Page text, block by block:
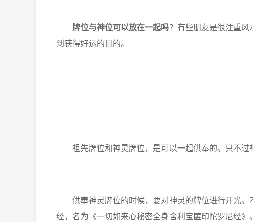
牌位与神位可以放在一起吗？有些朋友是很注重风
到获得好运的目的。
祖先牌位和神灵牌位，是可以一起供奉的。只不过
供奉神灵牌位的时候，要对神灵的牌位进行开光。
经，名为《一切如来心秘密全身舍利宝箧印陀罗尼经